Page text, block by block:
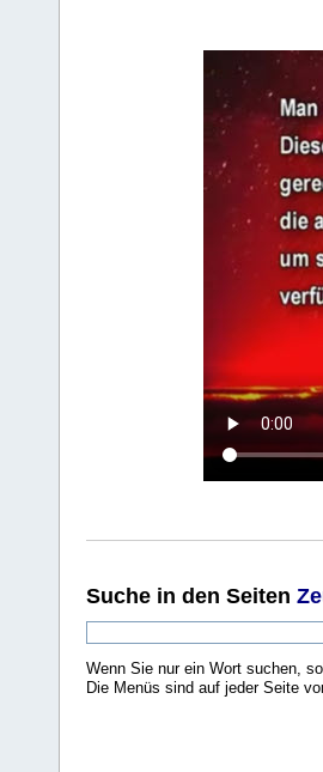
Suche in den Seiten
Wenn Sie nur ein Wort suchen,
Die Menüs sind auf jeder Seite